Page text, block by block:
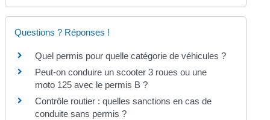
Questions ? Réponses !
Quel permis pour quelle catégorie de véhicules ?
Peut-on conduire un scooter 3 roues ou une
moto 125 avec le permis B ?
Contrôle routier : quelles sanctions en cas de
conduite sans permis ?